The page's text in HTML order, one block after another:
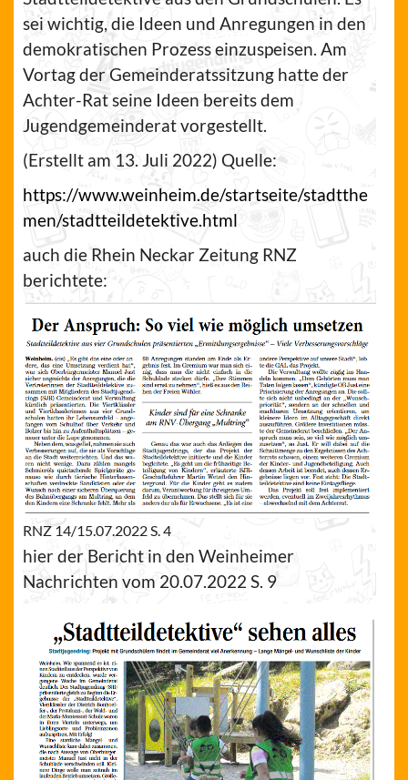
sei wichtig, die Ideen und Anregungen in den
demokratischen Prozess einzuspeisen. Am
Vortag der Gemeinderatssitzung hatte der
Achter-Rat seine Ideen bereits dem
Jugendgemeinderat vorgestellt.
(Erstellt am 13. Juli 2022) Quelle:
https://www.weinheim.de/startseite/stadtthe
men/stadtteildetektive.html
auch die Rhein Neckar Zeitung RNZ
berichtete:
RNZ 14/15.07.2022 S. 4
hier der Bericht in den Weinheimer
Nachrichten vom 20.07.2022 S. 9